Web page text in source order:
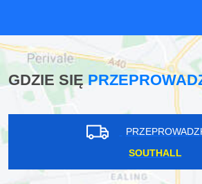
GDZIE SIĘ
SOUTHALL